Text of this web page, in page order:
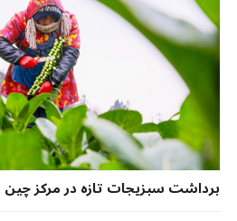
برداشت سبزیجات تازه در مرکز چین